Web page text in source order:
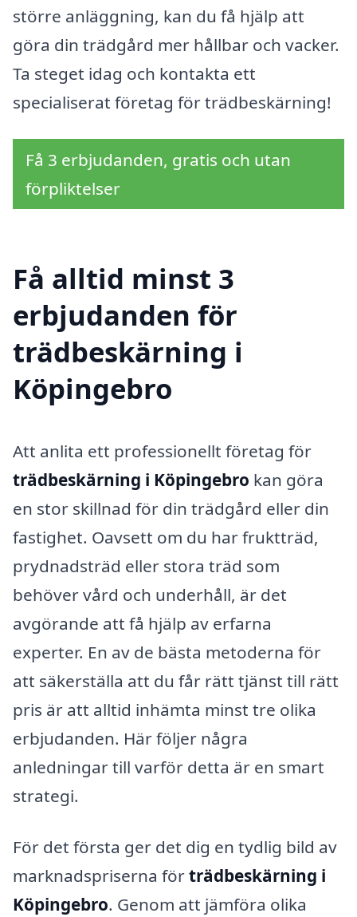
större anläggning, kan du få hjälp att
göra din trädgård mer hållbar och vacker.
Ta steget idag och kontakta ett
specialiserat företag för trädbeskärning!
Få 3 erbjudanden, gratis och utan
förpliktelser
Få alltid minst 3
erbjudanden för
trädbeskärning i
Köpingebro
Att anlita ett professionellt företag för
trädbeskärning i Köpingebro kan göra
en stor skillnad för din trädgård eller din
fastighet. Oavsett om du har fruktträd,
prydnadsträd eller stora träd som
behöver vård och underhåll, är det
avgörande att få hjälp av erfarna
experter. En av de bästa metoderna för
att säkerställa att du får rätt tjänst till rätt
pris är att alltid inhämta minst tre olika
erbjudanden. Här följer några
anledningar till varför detta är en smart
strategi.
För det första ger det dig en tydlig bild av
marknadspriserna förträdbeskärning i
Köpingebro. Genom att jämföra olika